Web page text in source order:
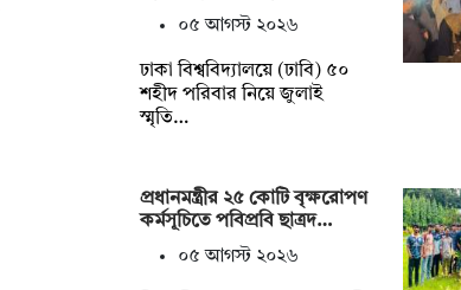
০৫ আগস্ট ২০২৬
ঢাকা বিশ্ববিদ্যালয়ে (ঢাবি) ৫০
শহীদ পরিবার নিয়ে জুলাই
স্মৃতি…
প্রধানমন্ত্রীর ২৫ কোটি বৃক্ষরোপণ
কর্মসূচিতে পবিপ্রবি ছাত্রদ…
০৫ আগস্ট ২০২৬